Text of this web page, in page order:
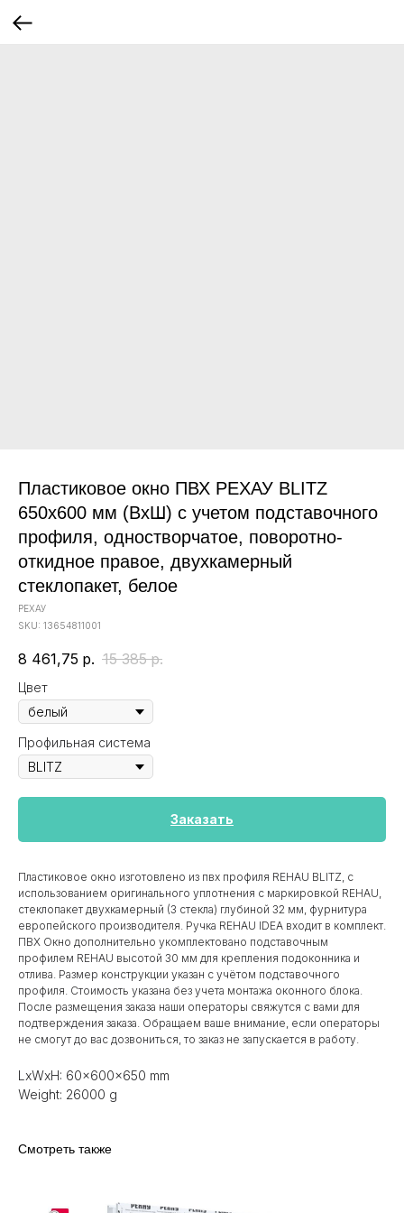
Пластиковое окно ПВХ РЕХАУ BLITZ
650х600 мм (ВхШ) с учетом подставочного
профиля, одностворчатое, поворотно-
откидное правое, двухкамерный
стеклопакет, белое
РЕХАУ
SKU: 13654811001
8 461,75 р. 15 385 р.
Цвет
Профильная система
Заказать
Пластиковое окно изготовлено из пвх профиля REHAU BLITZ, с
использованием оригинального уплотнения с маркировкой REHAU,
стеклопакет двухкамерный (3 стекла) глубиной 32 мм, фурнитура
европейского производителя. Ручка REHAU IDEA входит в комплект.
ПВХ Окно дополнительно укомплектовано подставочным
профилем REHAU высотой 30 мм для крепления подоконника и
отлива. Размер конструкции указан c учётом подставочного
профиля. Стоимость указана без учета монтажа оконного блока.
После размещения заказа наши операторы свяжутся с вами для
подтверждения заказа. Обращаем ваше внимание, если операторы
не смогут до вас дозвониться, то заказ не запускается в работу.
LxWxH: 60x600x650 mm
Weight: 26000 g
Смотреть также